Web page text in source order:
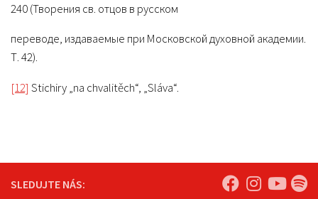
240 (Творения св. отцов в русском
переводе, издаваемые при Московской духовной академии.
Т. 42).
[12] Stichiry „na chvalitěch“, „Sláva“.
SLEDUJTE NÁS: